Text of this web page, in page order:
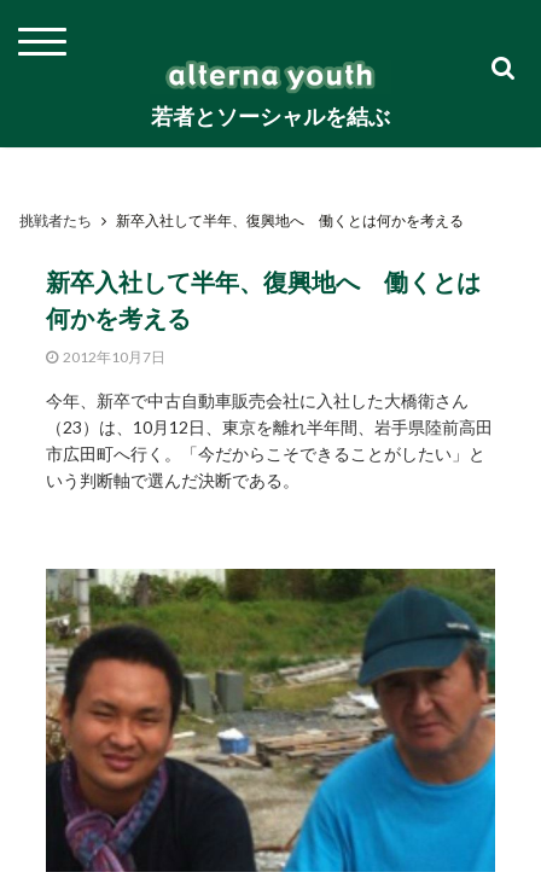
若者とソーシャルを結ぶ
挑戦者たち 新卒入社して半年、復興地へ 働くとは何かを考える
新卒入社して半年、復興地へ 働くとは
何かを考える
2012年10月7日
今年、新卒で中古自動車販売会社に入社した大橋衛さん
（23）は、10月12日、東京を離れ半年間、岩手県陸前高田
市広田町へ行く。「今だからこそできることがしたい」と
いう判断軸で選んだ決断である。